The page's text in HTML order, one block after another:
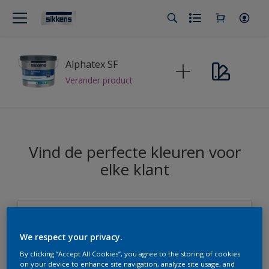
Alphatex SF
Verander product
Vind de perfecte kleuren voor
elke klant
Sikkens
We respect your privacy.
By clicking “Accept All Cookies”, you agree to the storing of cookies
on your device to enhance site navigation, analyze site usage, and